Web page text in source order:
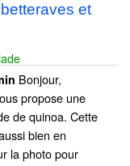
et
Bonjour,
propose une
de quinoa. Cette
bien en
la photo pour